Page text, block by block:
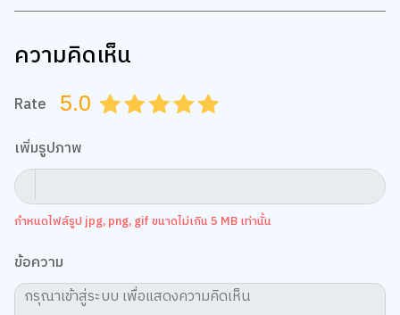
ความคิดเห็น
Rate 5.0 4.5
4.0
3.5
3.0
2.5
2.0
1.5
1.0
0.5
เพิ่มรูปภาพ
กำหนดไฟล์รูป jpg, png, gif ขนาดไม่เกิน 5 MB เท่านั้น
ข้อความ